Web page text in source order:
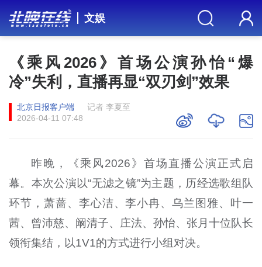
文娱
《乘风2026》首场公演孙怡“爆
冷”失利，直播再显“双刃剑”效果
北京日报客户端
记者 李夏至
2026-04-11 07:48
昨晚，《乘风2026》首场直播公演正式启
幕。本次公演以“无滤之镜”为主题，历经选歌组队
环节，萧蔷、李心洁、李小冉、乌兰图雅、叶一
茜、曾沛慈、阚清子、庄法、孙怡、张月十位队长
领衔集结，以1V1的方式进行小组对决。